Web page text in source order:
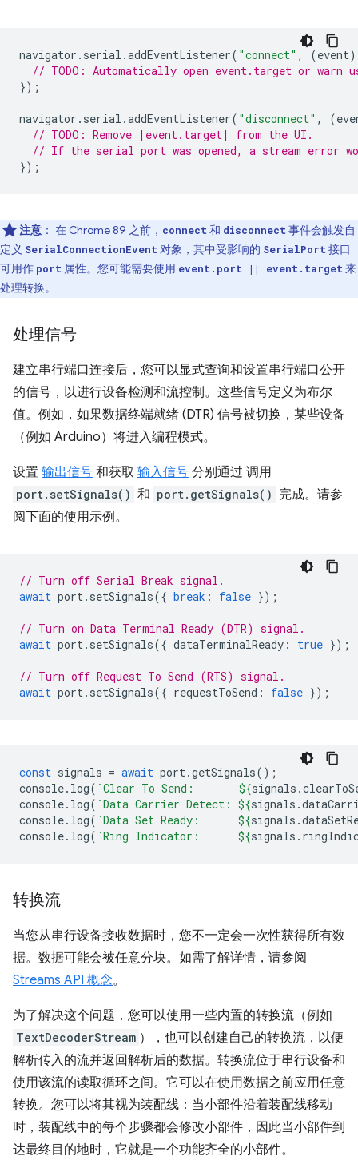
navigator . serial .addEventListener( "connect" , (event)
// TODO: Automatically open event.target or
});
navigator . serial .addEventListener( "disconnect" , (
// TODO: Remove |event.target| from the UI.
// If the serial port was opened, a stream error
});
注意 ： 在 Chrome 89 之前， connect 和 disconnect 事件会触发自
定义 SerialConnectionEvent 对象，其中受影响的 SerialPort 接口
可用作 port 属性。您可能需要使用 event.port || event.target 来
处理转换。
处理信号
建立串行端口连接后，您可以显式查询和设置串行端口公开
的信号，以进行设备检测和流控制。这些信号定义为布尔
值。例如，如果数据终端就绪 (DTR) 信号被切换，某些设备
（例如 Arduino）将进入编程模式。
设置 输出信号 和获取 输入信号 分别通过 调用
port.setSignals() 和 port.getSignals() 完成。请参
阅下面的使用示例。
// Turn off Serial Break signal.
await port. setSignals({ break : false });
// Turn on Data Terminal Ready (DTR) signal.
await port. setSignals({ dataTerminalReady : true });
// Turn off Request To Send (RTS) signal.
await port. setSignals({ requestToSend : false });
const signals = await port.getSignals();
console. log( `Clear To Send: ${signals .
console. log( `Data Carrier Detect: ${signals .
console. log( `Data Set Ready: ${signals .
console. log( `Ring Indicator: ${signals .
转换流
当您从串行设备接收数据时，您不一定会一次性获得所有数
据。数据可能会被任意分块。如需了解详情，请参阅
Streams API 概念。
为了解决这个问题，您可以使用一些内置的转换流（例如
TextDecoderStream ），也可以创建自己的转换流，以便
解析传入的流并返回解析后的数据。转换流位于串行设备和
使用该流的读取循环之间。它可以在使用数据之前应用任意
转换。您可以将其视为装配线：当小部件沿着装配线移动
时，装配线中的每个步骤都会修改小部件，因此当小部件到
达最终目的地时，它就是一个功能齐全的小部件。